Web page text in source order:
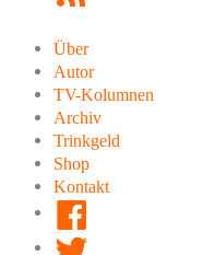
Über
Autor
TV-Kolumnen
Archiv
Trinkgeld
Shop
Kontakt